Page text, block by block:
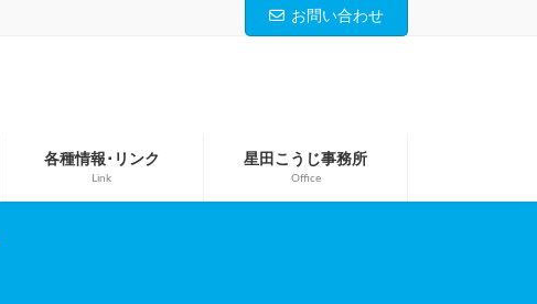
お問い合わせ
各種情報･リンク
Link
星田こうじ事務所
Office